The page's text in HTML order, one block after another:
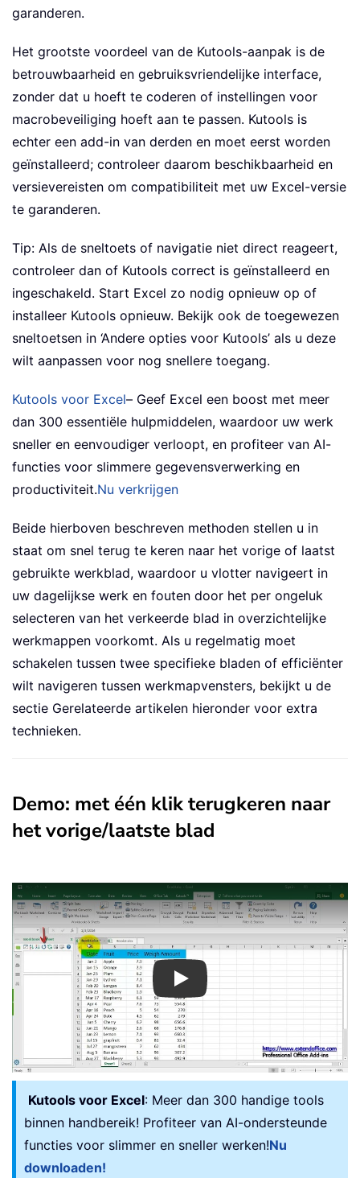
garanderen.
Het grootste voordeel van de Kutools-aanpak is de
betrouwbaarheid en gebruiksvriendelijke interface,
zonder dat u hoeft te coderen of instellingen voor
macrobeveiliging hoeft aan te passen. Kutools is
echter een add-in van derden en moet eerst worden
geïnstalleerd; controleer daarom beschikbaarheid en
versievereisten om compatibiliteit met uw Excel-versie
te garanderen.
Tip: Als de sneltoets of navigatie niet direct reageert,
controleer dan of Kutools correct is geïnstalleerd en
ingeschakeld. Start Excel zo nodig opnieuw op of
installeer Kutools opnieuw. Bekijk ook de toegewezen
sneltoetsen in ‘Andere opties voor Kutools’ als u deze
wilt aanpassen voor nog snellere toegang.
Kutools voor Excel– Geef Excel een boost met meer
dan 300 essentiële hulpmiddelen, waardoor uw werk
sneller en eenvoudiger verloopt, en profiteer van AI-
functies voor slimmere gegevensverwerking en
productiviteit.Nu verkrijgen
Beide hierboven beschreven methoden stellen u in
staat om snel terug te keren naar het vorige of laatst
gebruikte werkblad, waardoor u vlotter navigeert in
uw dagelijkse werk en fouten door het per ongeluk
selecteren van het verkeerde blad in overzichtelijke
werkmappen voorkomt. Als u regelmatig moet
schakelen tussen twee specifieke bladen of efficiënter
wilt navigeren tussen werkmapvensters, bekijkt u de
sectie Gerelateerde artikelen hieronder voor extra
technieken.
Demo: met één klik terugkeren naar
het vorige/laatste blad
Play
Kutools voor Excel: Meer dan 300 handige tools
binnen handbereik! Profiteer van AI-ondersteunde
functies voor slimmer en sneller werken!Nu
downloaden!